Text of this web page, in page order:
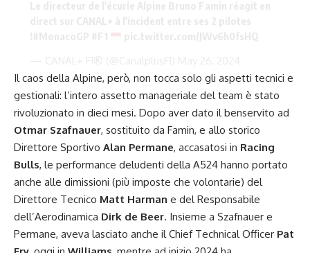
Il caos della Alpine, però, non tocca solo gli aspetti tecnici e
gestionali: l’intero assetto manageriale del team è stato
rivoluzionato in dieci mesi. Dopo aver dato il benservito ad
Otmar Szafnauer, sostituito da Famin, e allo storico
Direttore Sportivo Alan Permane, accasatosi in Racing
Bulls, le performance deludenti della A524 hanno portato
anche alle dimissioni (più imposte che volontarie) del
Direttore Tecnico Matt Harman e del Responsabile
dell’Aerodinamica Dirk de Beer. Insieme a Szafnauer e
Permane, aveva lasciato anche il Chief Technical Officer Pat